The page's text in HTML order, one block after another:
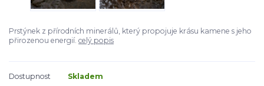
Prstýnek z přírodních minerálů, který propojuje krásu kamene s jeho
přirozenou energií. celý popis
Dostupnost
Skladem